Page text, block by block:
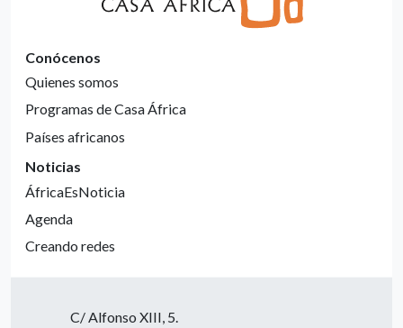
Conócenos
Quienes somos
Programas de Casa África
Países africanos
Noticias
ÁfricaEsNoticia
Agenda
Creando redes
C/ Alfonso XIII, 5.